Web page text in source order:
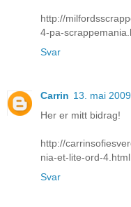
http://
4-pa-
Svar
Carrin 13. mai
Her er mitt bidrag!
http://
nia-et-lite-ord-4.html
Svar